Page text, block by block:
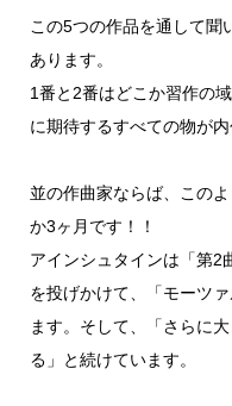
この5つの作品を通して聞
あります。
1番と2番はどこか習作の
に期待するすべての物が
並の作曲家ならば、この
か3ヶ月です！！
アインシュタインは「第2
を投げかけて、「モーツ
ます。そして、「さらに
る」と続けています。